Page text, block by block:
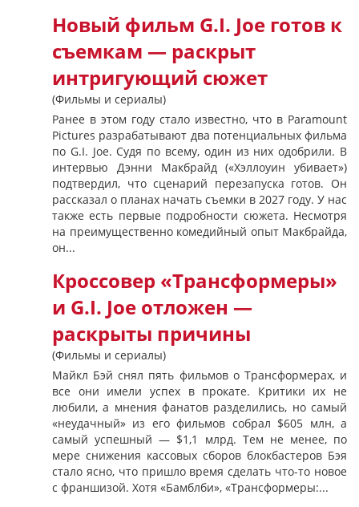
Новый фильм G.I. Joe готов к
съемкам — раскрыт
интригующий сюжет
(Фильмы и сериалы)
Ранее в этом году стало известно, что в Paramount
Pictures разрабатывают два потенциальных фильма
по G.I. Joe. Судя по всему, один из них одобрили. В
интервью Дэнни Макбрайд («Хэллоуин убивает»)
подтвердил, что сценарий перезапуска готов. Он
рассказал о планах начать съемки в 2027 году. У нас
также есть первые подробности сюжета. Несмотря
на преимущественно комедийный опыт Макбрайда,
он...
Кроссовер «Трансформеры»
и G.I. Joe отложен —
раскрыты причины
(Фильмы и сериалы)
Майкл Бэй снял пять фильмов о Трансформерах, и
все они имели успех в прокате. Критики их не
любили, а мнения фанатов разделились, но самый
«неудачный» из его фильмов собрал $605 млн, а
самый успешный — $1,1 млрд. Тем не менее, по
мере снижения кассовых сборов блокбастеров Бэя
стало ясно, что пришло время сделать что-то новое
с франшизой. Хотя «Бамблби», «Трансформеры:...